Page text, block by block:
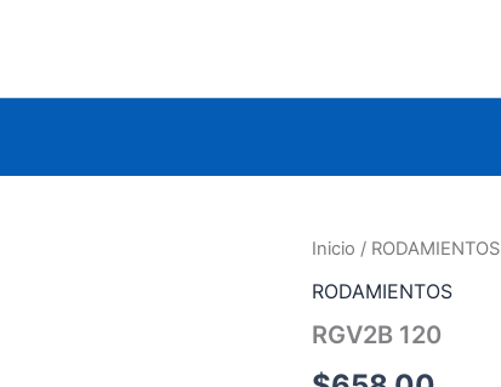
Inicio / RODAMIENTOS
RODAMIENTOS
RGV2B 120